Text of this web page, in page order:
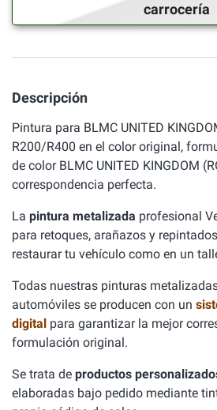
carrocería
Descripción
Pintura para BLMC UNITED
R200/R400 en el color original,
de color BLMC UNITED KINGDOM
correspondencia perfecta.
La pintura metalizada profesional
para retoques, arañazos y
restaurar tu vehículo como en un
Todas nuestras pinturas
automóviles se producen con un
digital para garantizar la mejor
formulación original.
Se trata de productos
elaboradas bajo pedido mediante